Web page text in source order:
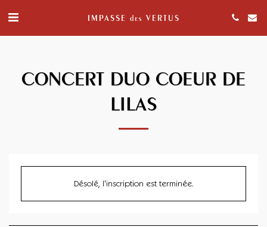
IMPASSE des VERTUS
CONCERT DUO COEUR DE
LILAS
Désolé, l'inscription est terminée.